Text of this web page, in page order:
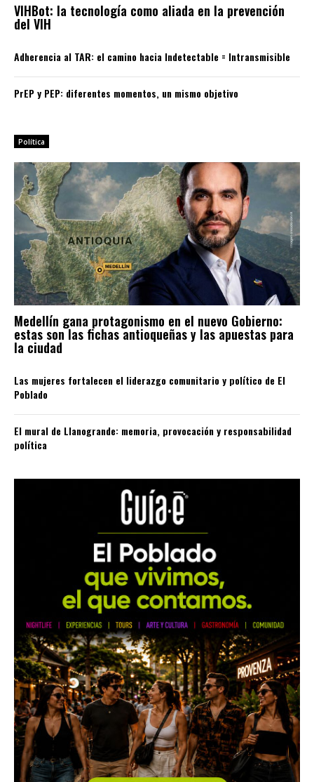
VIHBot: la tecnología como aliada en la prevención
del VIH
Adherencia al TAR: el camino hacia Indetectable = Intransmisible
PrEP y PEP: diferentes momentos, un mismo objetivo
Política
Medellín gana protagonismo en el nuevo Gobierno:
estas son las fichas antioqueñas y las apuestas para
la ciudad
Las mujeres fortalecen el liderazgo comunitario y político de El
Poblado
El mural de Llanogrande: memoria, provocación y responsabilidad
política